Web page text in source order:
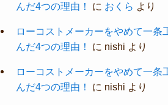
んだ4つの理由！
に おくら より
ローコストメーカーをやめて一条
んだ4つの理由！
に nishi より
ローコストメーカーをやめて一条
んだ4つの理由！
に nishi より